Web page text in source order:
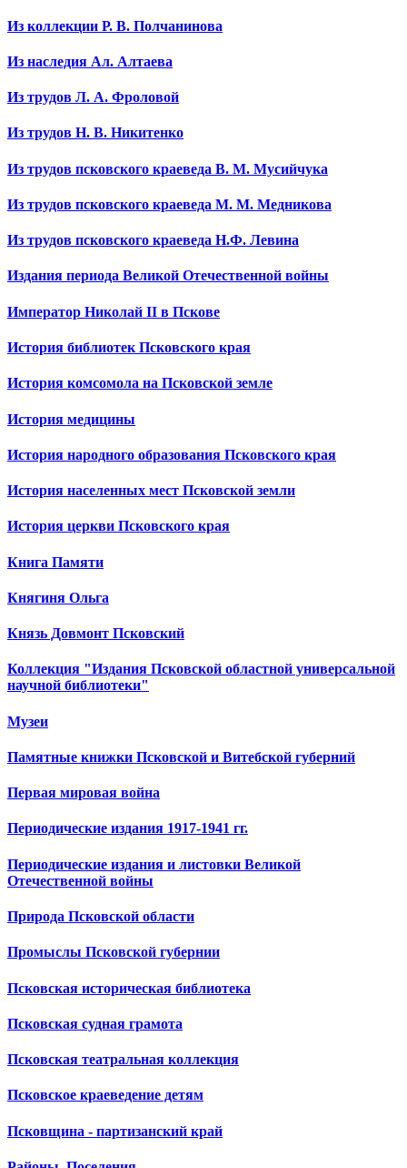
Из коллекции Р. В. Полчанинова
Из наследия Ал. Алтаева
Из трудов Л. А. Фроловой
Из трудов Н. В. Никитенко
Из трудов псковского краеведа В. М. Мусийчука
Из трудов псковского краеведа М. М. Медникова
Из трудов псковского краеведа Н.Ф. Левина
Издания периода Великой Отечественной войны
Император Николай II в Пскове
История библиотек Псковского края
История комсомола на Псковской земле
История медицины
История народного образования Псковского края
История населенных мест Псковской земли
История церкви Псковского края
Книга Памяти
Княгиня Ольга
Князь Довмонт Псковский
Коллекция "Издания Псковской областной универсальной
научной библиотеки"
Музеи
Памятные книжки Псковской и Витебской губерний
Первая мировая война
Периодические издания 1917-1941 гг.
Периодические издания и листовки Великой
Отечественной войны
Природа Псковской области
Промыслы Псковской губернии
Псковская историческая библиотека
Псковская судная грамота
Псковская театральная коллекция
Псковское краеведение детям
Псковщина - партизанский край